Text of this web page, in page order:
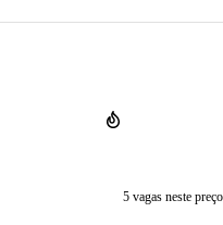
5 vagas neste preço